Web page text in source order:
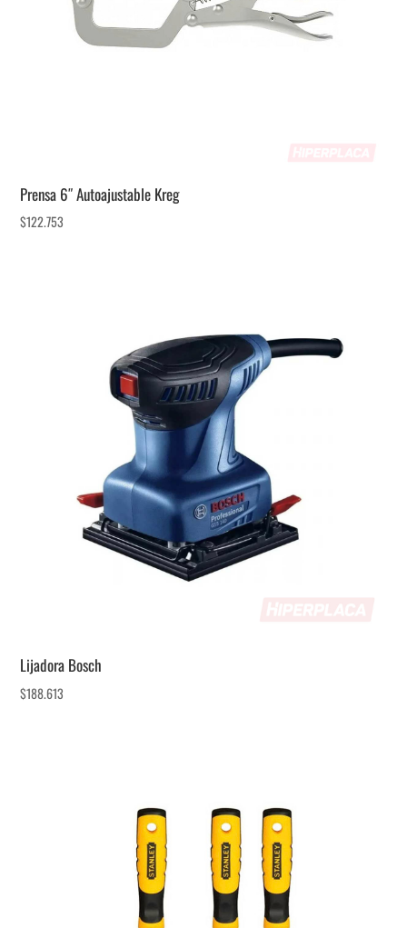
Prensa 6″ Autoajustable Kreg
$122.753
Lijadora Bosch
$188.613